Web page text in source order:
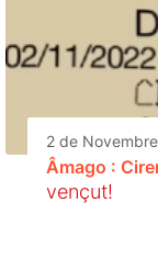
2 de
Âmago :
vençut!